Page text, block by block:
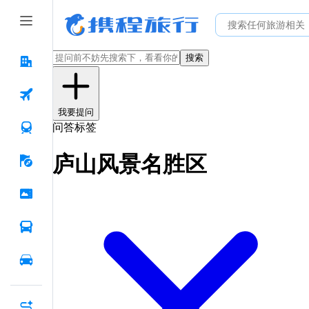
搜索
我要提问
问答标签
庐山风景名胜区